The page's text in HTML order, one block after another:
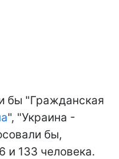
бы "Гражданская
", "Украина -
бы,
и 133 человека.